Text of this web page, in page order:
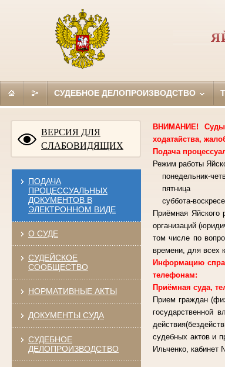
СУДЕБНОЕ ДЕЛОПРОИЗВОДСТВО
ВЕРСИЯ ДЛЯ
СЛАБОВИДЯЩИХ
ПОДАЧА
ПРОЦЕССУАЛЬНЫХ
ДОКУМЕНТОВ В
ЭЛЕКТРОННОМ ВИДЕ
О СУДЕ
СУДЕЙСКОЕ
СООБЩЕСТВО
НОРМАТИВНЫЕ АКТЫ
ДОКУМЕНТЫ СУДА
СУДЕБНОЕ
ДЕЛОПРОИЗВОДСТВО
ВНИМАНИЕ! Суды
ходатайства,
Подача
Режим работы
понедельник-
пятница с
суббота-
Приёмная Яйского
организаций
том числе по
времени, для всех
Информацию
телефонам:
Приёмная суда,
Прием граждан
государственной
судебных актов и
Ильченко, кабинет